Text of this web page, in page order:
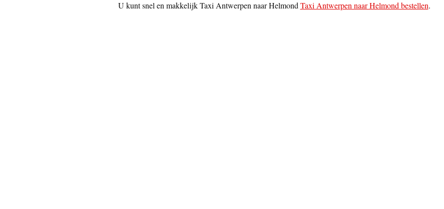
U kunt snel en makkelijk Taxi Antwerpen naar Helmond Taxi Antwerpen naar Helmond bestellen.